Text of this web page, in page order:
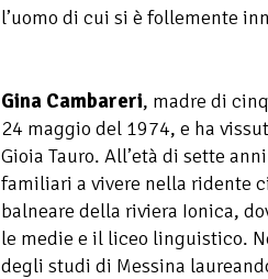
l’uomo di cui si è follemente
Gina Cambareri, madre di
24 maggio del 1974, e ha
Gioia Tauro. All’età di sette
familiari a vivere nella ridente
balneare della riviera Ionica,
le medie e il liceo linguistico.
degli studi di Messina